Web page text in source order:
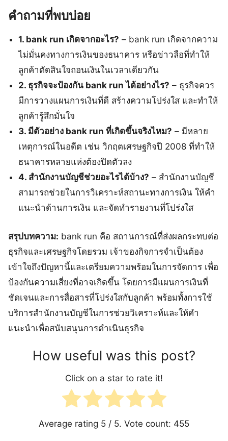
คำถามที่พบบ่อย
1. bank run เกิดจากอะไร? – bank run เกิดจากความ
ไม่มั่นคงทางการเงินของธนาคาร หรือข่าวลือที่ทำให้
ลูกค้าตัดสินใจถอนเงินในเวลาเดียวกัน
2. ธุรกิจจะป้องกัน bank run ได้อย่างไร? – ธุรกิจควร
มีการวางแผนการเงินที่ดี สร้างความโปร่งใส และทำให้
ลูกค้ารู้สึกมั่นใจ
3. มีตัวอย่าง bank run ที่เกิดขึ้นจริงไหม? – มีหลาย
เหตุการณ์ในอดีต เช่น วิกฤตเศรษฐกิจปี 2008 ที่ทำให้
ธนาคารหลายแห่งต้องปิดตัวลง
4. สำนักงานบัญชีช่วยอะไรได้บ้าง? – สำนักงานบัญชี
สามารถช่วยในการวิเคราะห์สถานะทางการเงิน ให้คำ
แนะนำด้านการเงิน และจัดทำรายงานที่โปร่งใส
สรุปบทความ: bank run คือ สถานการณ์ที่ส่งผลกระทบต่อ
ธุรกิจและเศรษฐกิจโดยรวม เจ้าของกิจการจำเป็นต้อง
เข้าใจถึงปัญหานี้และเตรียมความพร้อมในการจัดการ เพื่อ
ป้องกันความเสี่ยงที่อาจเกิดขึ้น โดยการมีแผนการเงินที่
ชัดเจนและการสื่อสารที่โปร่งใสกับลูกค้า พร้อมทั้งการใช้
บริการสำนักงานบัญชีในการช่วยวิเคราะห์และให้คำ
แนะนำเพื่อสนับสนุนการดำเนินธุรกิจ
How useful was this post?
Click on a star to rate it!
Average rating 5 / 5. Vote count: 455